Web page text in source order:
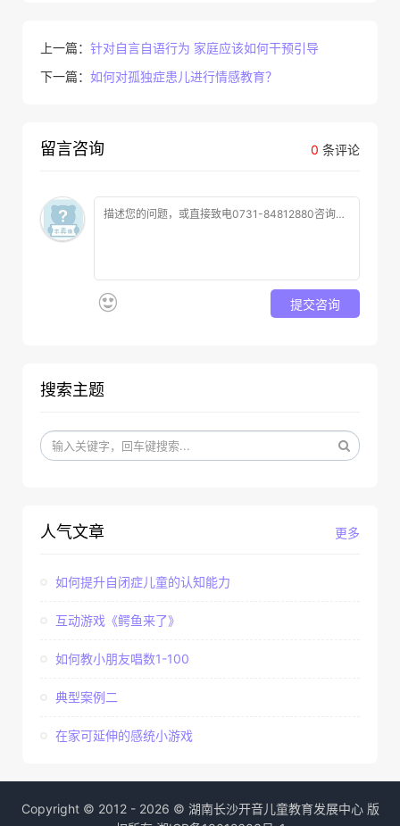
上一篇： 针对自言自语行为 家庭应该如何干预引导
下一篇： 如何对孤独症患儿进行情感教育？
0 条评论
留言咨询
提交咨询
搜索主题
更多
人气文章
如何提升自闭症儿童的认知能力
互动游戏《鳄鱼来了》
如何教小朋友唱数1-100
典型案例二
在家可延伸的感统小游戏
Copyright © 2012 - 2026 © 湖南长沙开音儿童教育发展中心 版